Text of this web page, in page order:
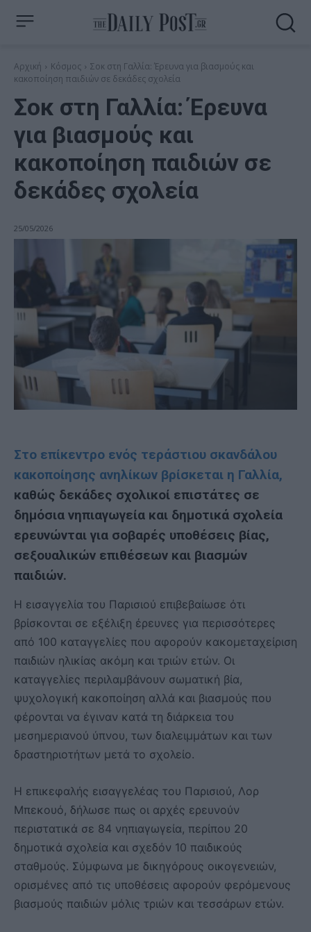
Αρχική Κόσμος
Σοκ στη Γαλλία: Έρευνα για βιασμούς και
κακοποίηση παιδιών σε δεκάδες σχολεία
Σοκ στη Γαλλία: Έρευνα
για βιασμούς και
κακοποίηση παιδιών σε
δεκάδες σχολεία
25/05/2026
Στο επίκεντρο ενός τεράστιου σκανδάλου
κακοποίησης ανηλίκων βρίσκεται η Γαλλία,
καθώς δεκάδες σχολικοί επιστάτες σε
δημόσια νηπιαγωγεία και δημοτικά σχολεία
ερευνώνται για σοβαρές υποθέσεις βίας,
σεξουαλικών επιθέσεων και βιασμών
παιδιών.
Η εισαγγελία του Παρισιού επιβεβαίωσε ότι
βρίσκονται σε εξέλιξη έρευνες για περισσότερες
από 100 καταγγελίες που αφορούν κακομεταχείριση
παιδιών ηλικίας ακόμη και τριών ετών. Οι
καταγγελίες περιλαμβάνουν σωματική βία,
ψυχολογική κακοποίηση αλλά και βιασμούς που
φέρονται να έγιναν κατά τη διάρκεια του
μεσημεριανού ύπνου, των διαλειμμάτων και των
δραστηριοτήτων μετά το σχολείο.
Η επικεφαλής εισαγγελέας του Παρισιού, Λορ
Μπεκουό, δήλωσε πως οι αρχές ερευνούν
περιστατικά σε 84 νηπιαγωγεία, περίπου 20
δημοτικά σχολεία και σχεδόν 10 παιδικούς
σταθμούς. Σύμφωνα με δικηγόρους οικογενειών,
ορισμένες από τις υποθέσεις αφορούν φερόμενους
βιασμούς παιδιών μόλις τριών και τεσσάρων ετών.